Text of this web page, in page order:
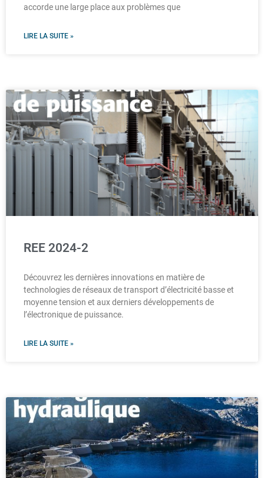
accorde une large place aux problèmes que
LIRE LA SUITE »
REE 2024-2
Découvrez les dernières innovations en matière de
technologies de réseaux de transport d’électricité basse et
moyenne tension et aux derniers développements de
l’électronique de puissance.
LIRE LA SUITE »